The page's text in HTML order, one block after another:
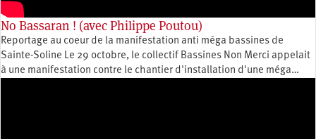
No Bassaran ! (avec Philippe Poutou)
Reportage au coeur de la manifestation anti méga bassines de
Sainte-Soline Le 29 octobre, le collectif Bassines Non Merci appelait
à une manifestation contre le chantier d'installation d'une méga…